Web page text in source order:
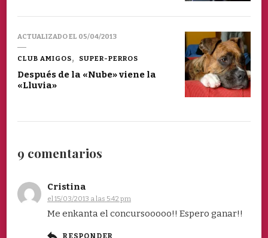
ACTUALIZADO EL 05/04/2013
CLUB AMIGOS SUPER-PERROS
Después de la «Nube» viene la
«Lluvia»
9 comentarios
Cristina
el 15/03/2013 a las 5:42 pm
Me enkanta el concursooooo!! Espero ganar!!